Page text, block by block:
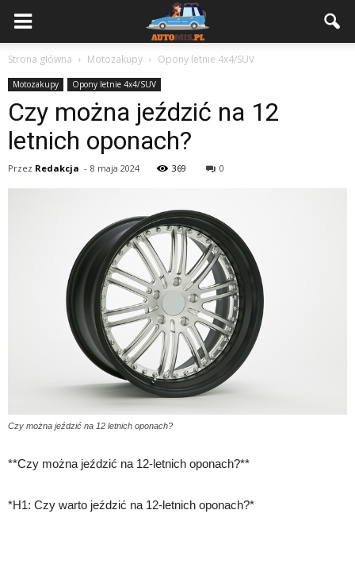
Strona główna Motozakupy Opony letnie 4x4/SUV
Motozakupy Opony letnie 4x4/SUV
Czy można jeździć na 12
letnich oponach?
Przez Redakcja - 8 maja 2024 369 0
Czy można jeździć na 12 letnich oponach?
**Czy można jeździć na 12-letnich oponach?**
*H1: Czy warto jeździć na 12-letnich oponach?*